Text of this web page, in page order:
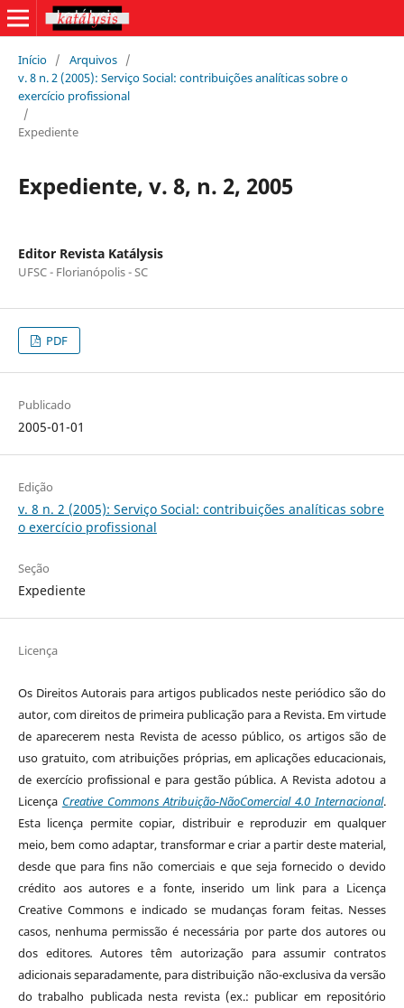
Início / Arquivos /
v. 8 n. 2 (2005): Serviço Social: contribuições analíticas sobre o
exercício profissional
/
Expediente
Expediente, v. 8, n. 2, 2005
Editor Revista Katálysis
UFSC - Florianópolis - SC
PDF
Publicado
2005-01-01
Edição
v. 8 n. 2 (2005): Serviço Social: contribuições analíticas sobre
o exercício profissional
Seção
Expediente
Licença
Os Direitos Autorais para artigos publicados neste periódico são do
autor, com direitos de primeira publicação para a Revista. Em virtude
de aparecerem nesta Revista de acesso público, os artigos são de
uso gratuito, com atribuições próprias, em aplicações educacionais,
de exercício profissional e para gestão pública. A Revista adotou a
Licença Creative Commons Atribuição-NãoComercial 4.0 Internacional.
Esta licença permite copiar, distribuir e reproduzir em qualquer
meio, bem como adaptar, transformar e criar a partir deste material,
desde que para fins não comerciais e que seja fornecido o devido
crédito aos autores e a fonte, inserido um link para a Licença
Creative Commons e indicado se mudanças foram feitas. Nesses
casos, nenhuma permissão é necessária por parte dos autores ou
dos editores.Autores têm autorização para assumir contratos
adicionais separadamente, para distribuição não-exclusiva da versão
do trabalho publicada nesta revista (ex.: publicar em repositório